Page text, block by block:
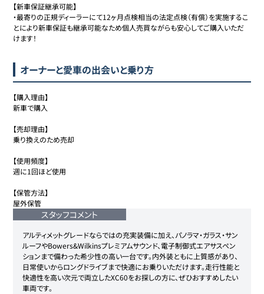
【新車保証継承可能】
・最寄りの正規ディーラーにて12ヶ月点検相当の法定点検（有償）を実施するこ
とにより新車保証も継承可能なため個人売買ながらも安心してご購入いただ
けます！
オーナーと愛車の出会いと乗り方
【購入理由】
新車で購入
【売却理由】
乗り換えのため売却
【使用頻度】
週に1回ほど使用
【保管方法】
屋外保管
スタッフコメント
アルティメットグレードならではの充実装備に加え、パノラマ・ガラス・サン
ルーフやBowers&Wilkinsプレミアムサウンド、電子制御式エアサスペン
ションまで備わった希少性の高い一台です。内外装ともに上質感があり、
日常使いからロングドライブまで快適にお乗りいただけます。走行性能と
快適性を高い次元で両立したXC60をお探しの方に、ぜひおすすめしたい
車両です。